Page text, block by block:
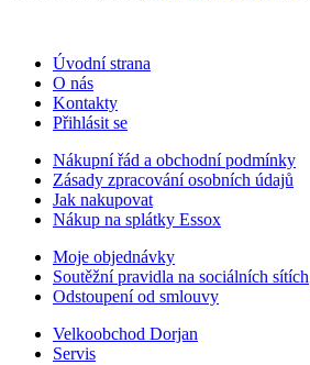
Úvodní strana
O nás
Kontakty
Přihlásit se
Nákupní řád a obchodní podmínky
Zásady zpracování osobních údajů
Jak nakupovat
Nákup na splátky Essox
Moje objednávky
Soutěžní pravidla na sociálních sítích
Odstoupení od smlouvy
Velkoobchod Dorjan
Servis